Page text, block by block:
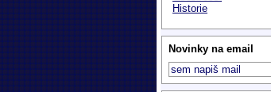
Historie
Novinky na email